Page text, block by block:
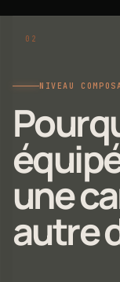
NIVEAU
une
autre